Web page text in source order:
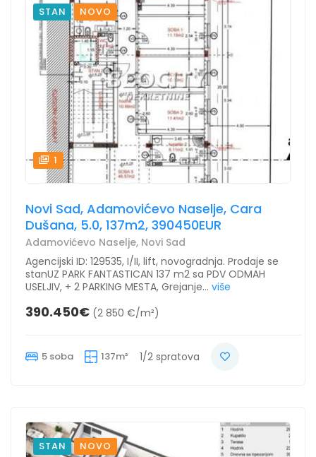
STAN NOVO
1
Novi Sad, Adamovićevo Naselje, Cara
Dušana, 5.0, 137m2, 390450EUR
Adamovićevo Naselje, Novi Sad
Agencijski ID: 129535, I/II, lift, novogradnja. Prodaje se
stanUZ PARK FANTASTICAN 137 m2 sa PDV ODMAH
USELJIV, + 2 PARKING MESTA, Grejanje... više
390.450€ (2 850 €/m²)
5 soba 137m² 1/2 spratova
STAN NOVO